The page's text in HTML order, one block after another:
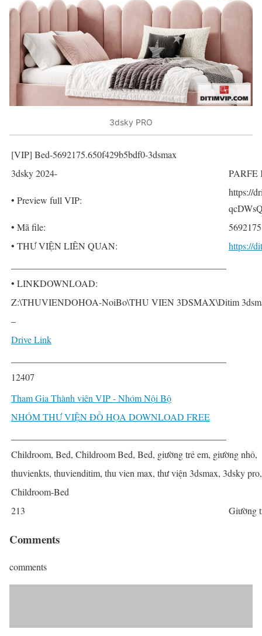
3dsky PRO
[VIP] Bed-5692175.650f429b5bdf0-3dsmax
3dsky 2024-
PARFE
• Preview full VIP:
https://
• Mã file:
• THƯ VIỆN LIÊN QUAN:
https://
• LINKDOWNLOAD:
Z:\THUVIENDOHOA-NoiBo\THU VIEN 3DSMAX\Ditim
–
Drive Link
12407
Tham Gia Thành viên VIP - Nhóm Nội Bộ
NHÓM THƯ VIỆN ĐỒ HỌA DOWNLOAD FREE
Childroom, Bed, Childroom Bed, Bed, giường trẻ em, giường nhỏ,
thuvienkts, thuvienditim, thu vien max, thư viện 3dsmax, 3dsky
Childroom-Bed
213
Giường
Comments
comments